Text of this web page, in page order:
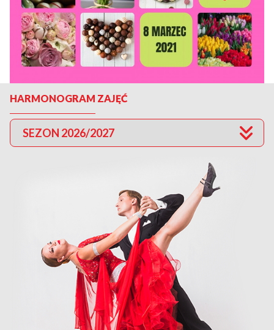
HARMONOGRAM ZAJĘĆ
SEZON 2026/2027